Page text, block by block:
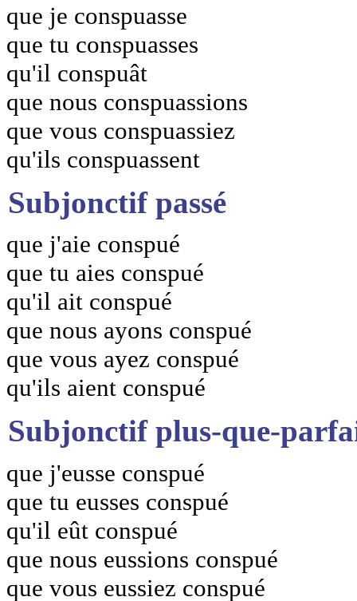
que je conspuasse
que tu conspuasses
qu'il conspuât
que nous conspuassions
que vous conspuassiez
qu'ils conspuassent
Subjonctif passé
que j'aie conspué
que tu aies conspué
qu'il ait conspué
que nous ayons conspué
que vous ayez conspué
qu'ils aient conspué
Subjonctif plus-que-
que j'eusse conspué
que tu eusses conspué
qu'il eût conspué
que nous eussions conspué
que vous eussiez conspué